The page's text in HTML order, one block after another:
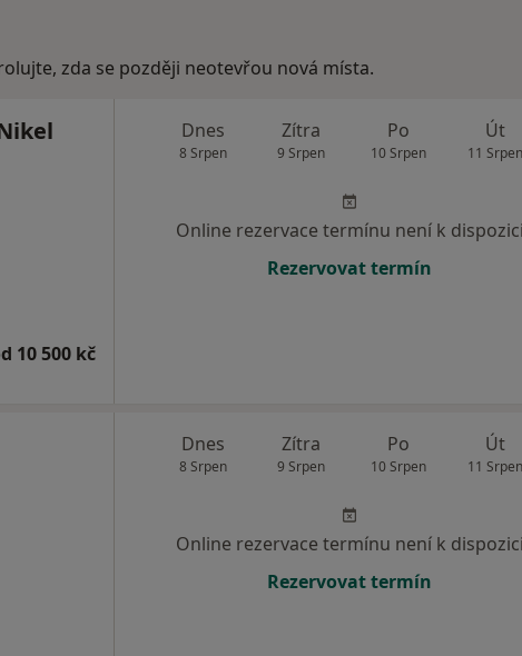
zda se později neotevřou nová místa.
10 500 kč
Dnes
8 Srpen
Zítra
9 Srpen
Po
10 Srpen
Út
11 Srpen
Online rezervace termínu není k dispozici
Rezervovat termín
Dnes
8 Srpen
Zítra
9 Srpen
Po
10 Srpen
Út
11 Srpen
Online rezervace termínu není k dispozici
Rezervovat termín